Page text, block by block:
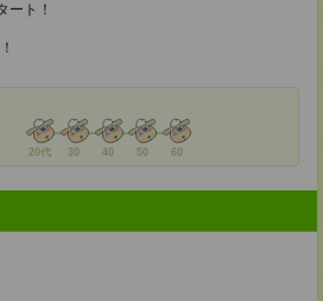
ート！
20代 30 40 50 60